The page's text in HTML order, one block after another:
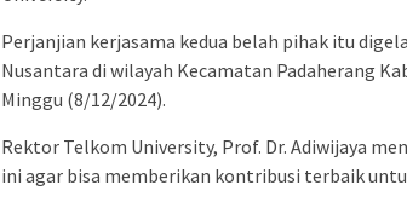
Perjanjian kerjasama kedua belah pihak itu
Nusantara di wilayah Kecamatan Padaherang
Minggu (8/12/2024).
Rektor Telkom University, Prof. Dr. Adiwijaya
ini agar bisa memberikan kontribusi terbaik